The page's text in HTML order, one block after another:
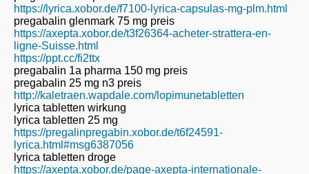
https://lyrica.xobor.de/f7100-lyrica-capsulas-mg-plm.html
pregabalin glenmark 75 mg preis
https://axepta.xobor.de/t3f26364-acheter-strattera-en-
ligne-Suisse.html
https://ppt.cc/fi2ttx
pregabalin 1a pharma 150 mg preis
pregabalin 25 mg n3 preis
http://kaletraen.wapdale.com/lopimunetabletten
lyrica tabletten wirkung
lyrica tabletten 25 mg
https://pregalinpregabin.xobor.de/t6f24591-
lyrica.html#msg6387056
lyrica tabletten droge
https://axepta.xobor.de/page-axepta-internationale-